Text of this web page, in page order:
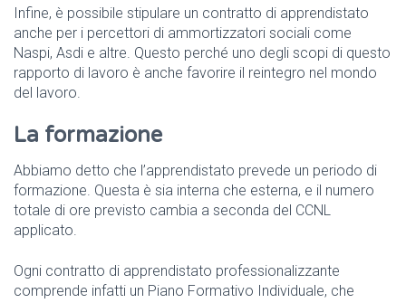
Infine, è possibile stipulare un contratto di apprendistato
anche per i percettori di ammortizzatori sociali come
Naspi, Asdi e altre. Questo perché uno degli scopi di questo
rapporto di lavoro è anche favorire il reintegro nel mondo
del lavoro.
La formazione
Abbiamo detto che l’apprendistato prevede un periodo di
formazione. Questa è sia interna che esterna, e il numero
totale di ore previsto cambia a seconda del CCNL
applicato.
Ogni contratto di apprendistato professionalizzante
comprende infatti un Piano Formativo Individuale, che